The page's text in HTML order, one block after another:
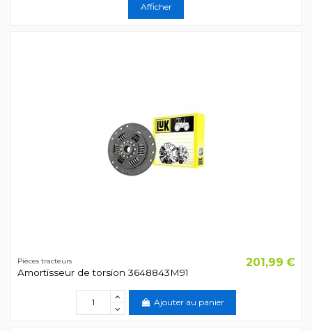
Afficher
Pièces tracteurs
Amortisseur de torsion 3648843M91
201,99 €
Ajouter au panier